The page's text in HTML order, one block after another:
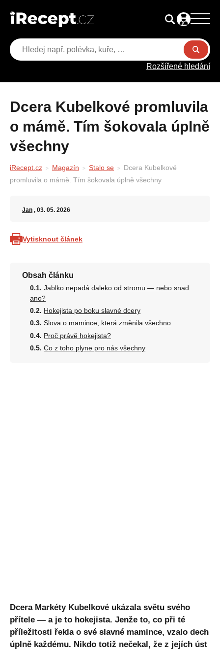
Rozšířené hledání
Dcera Kubelkové promluvila
o mámě. Tím šokovala úplně
všechny
iRecept.cz Magazín Stalo se
Dcera Kubelkové
promluvila o mámě. Tím šokovala úplně všechny
Jan , 03. 05. 2026
Vytisknout článek
Obsah článku
Jablko nepadá daleko od stromu — nebo snad
ano?
Hokejista po boku slavné dcery
Slova o mamince, která změnila všechno
Proč právě hokejista?
Co z toho plyne pro nás všechny
Dcera Markéty Kubelkové ukázala světu svého
přítele — a je to hokejista. Jenže to, co při té
příležitosti řekla o své slavné mamince, vzalo dech
úplně každému. Nikdo totiž nečekal, že z jejích úst